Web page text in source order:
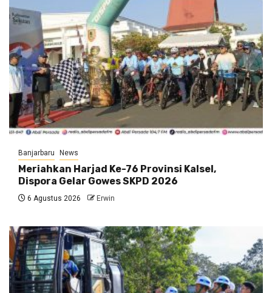
Banjarbaru News
Meriahkan Harjad Ke-76 Provinsi Kalsel,
Dispora Gelar Gowes SKPD 2026
6 Agustus 2026 Erwin